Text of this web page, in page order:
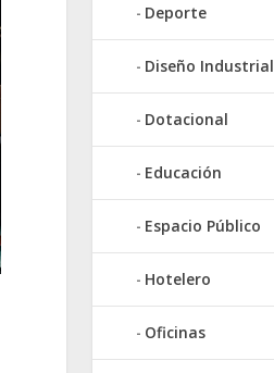
Deporte
Diseño Industrial
Dotacional
Educación
Espacio Público
Hotelero
Oficinas